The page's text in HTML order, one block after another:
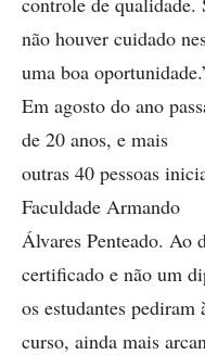
não houver cuidado
uma boa
Em agosto do ano
de 20 anos, e mais
outras 40 pessoas
Faculdade Armando
Álvares Penteado. Ao
certificado e não um
os estudantes
curso, ainda mais